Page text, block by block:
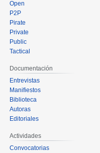
Open
P2P
Pirate
Private
Public
Tactical
Documentación
Entrevistas
Manifiestos
Biblioteca
Autoras
Editoriales
Actividades
Convocatorias